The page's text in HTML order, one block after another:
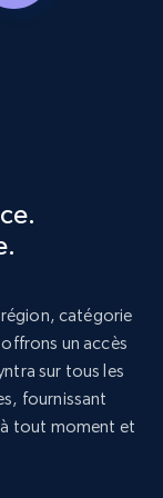
Rating,
Initial
région, catégorie
un accès
sur tous les
fournissant
tout moment et